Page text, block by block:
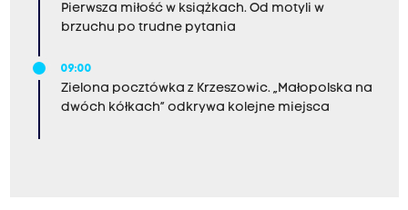
Pierwsza miłość w książkach. Od motyli w
brzuchu po trudne pytania
09:00
Zielona pocztówka z Krzeszowic. „Małopolska na
dwóch kółkach” odkrywa kolejne miejsca